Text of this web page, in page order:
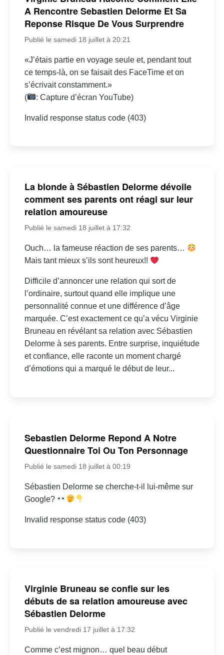
A Rencontre Sebastien Delorme Et Sa
Reponse Risque De Vous Surprendre
Publié le samedi 18 juillet à 20:21
«J’étais partie en voyage seule et, pendant tout
ce temps-là, on se faisait des FaceTime et on
s’écrivait constamment.»
(
: Capture d’écran YouTube)
Invalid response status code (403)
La blonde à Sébastien Delorme dévoile
comment ses parents ont réagi sur leur
relation amoureuse
Publié le samedi 18 juillet à 17:32
Ouch… la fameuse réaction de ses parents…
Mais tant mieux s’ils sont heureux!!
Difficile d’annoncer une relation qui sort de
l’ordinaire, surtout quand elle implique une
personnalité connue et une différence d’âge
marquée. C’est exactement ce qu’a vécu Virginie
Bruneau en révélant sa relation avec Sébastien
Delorme à ses parents. Entre surprise, inquiétude
et confiance, elle raconte un moment chargé
d’émotions qui a marqué le début de leur...
Sebastien Delorme Repond A Notre
Questionnaire Toi Ou Ton Personnage
Publié le samedi 18 juillet à 00:19
Sébastien Delorme se cherche-t-il lui-même sur
Google?
Invalid response status code (403)
Virginie Bruneau se confie sur les
débuts de sa relation amoureuse avec
Sébastien Delorme
Publié le vendredi 17 juillet à 17:32
Comme c’est mignon… quel beau début